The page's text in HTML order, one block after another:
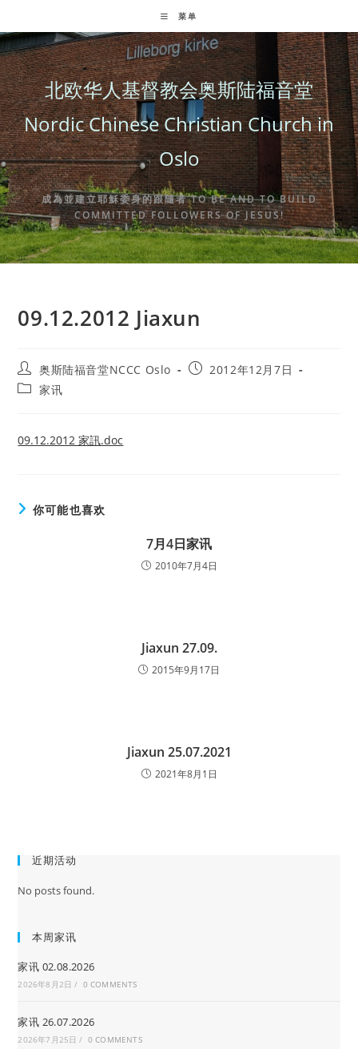
to
content
菜单
北欧华人基督教会奥斯陆福音堂
Nordic Chinese Christian Church in
Oslo
成為並建立耶穌委身的跟隨者 TO BE AND TO BUILD
COMMITTED FOLLOWERS OF JESUS!
09.12.2012 Jiaxun
Post
author:
奥斯陆福音堂NCCC Oslo
Post2012年12月7日
Post家讯
09.12.2012 家訊.doc
你可能也喜欢
7月4日家讯
2010年7月4日
Jiaxun 27.09.
2015年9月17日
Jiaxun 25.07.2021
2021年8月1日
近期活动
No posts found.
本周家讯
家讯 02.08.2026
2026年8月2日 / 0 COMMENTS
家讯 26.07.2026
2026年7月25日 / 0 COMMENTS